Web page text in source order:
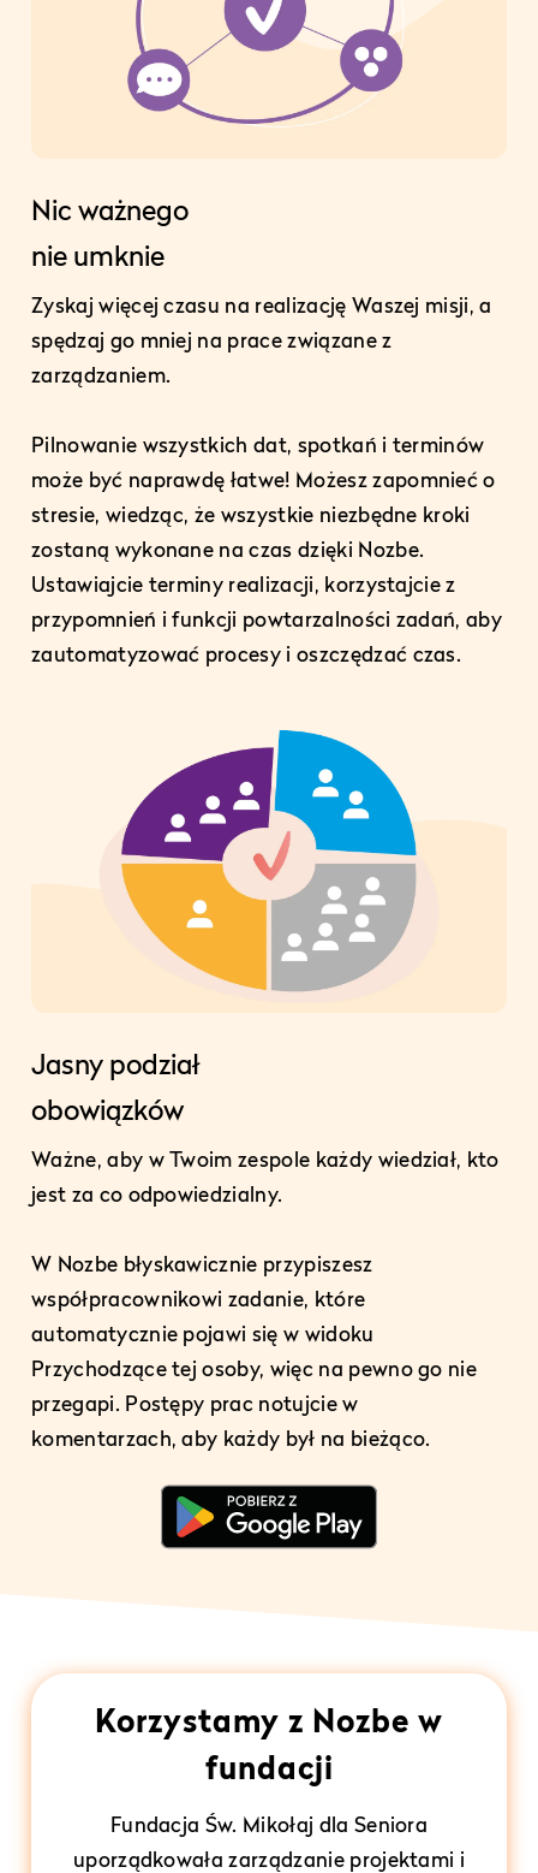
Nic ważnego
nie umknie
Zyskaj więcej czasu na realizację Waszej misji, a
spędzaj go mniej na prace związane z
zarządzaniem.
Pilnowanie wszystkich dat, spotkań i terminów
może być naprawdę łatwe! Możesz zapomnieć o
stresie, wiedząc, że wszystkie niezbędne kroki
zostaną wykonane na czas dzięki Nozbe.
Ustawiajcie terminy realizacji, korzystajcie z
przypomnień i funkcji powtarzalności zadań, aby
zautomatyzować procesy i oszczędzać czas.
Jasny podział
obowiązków
Ważne, aby w Twoim zespole każdy wiedział, kto
jest za co odpowiedzialny.
W Nozbe błyskawicznie przypiszesz
współpracownikowi zadanie, które
automatycznie pojawi się w widoku
Przychodzące tej osoby, więc na pewno go nie
przegapi. Postępy prac notujcie w
komentarzach, aby każdy był na bieżąco.
Korzystamy z Nozbe w
fundacji
Fundacja Św. Mikołaj dla Seniora
uporządkowała zarządzanie projektami i